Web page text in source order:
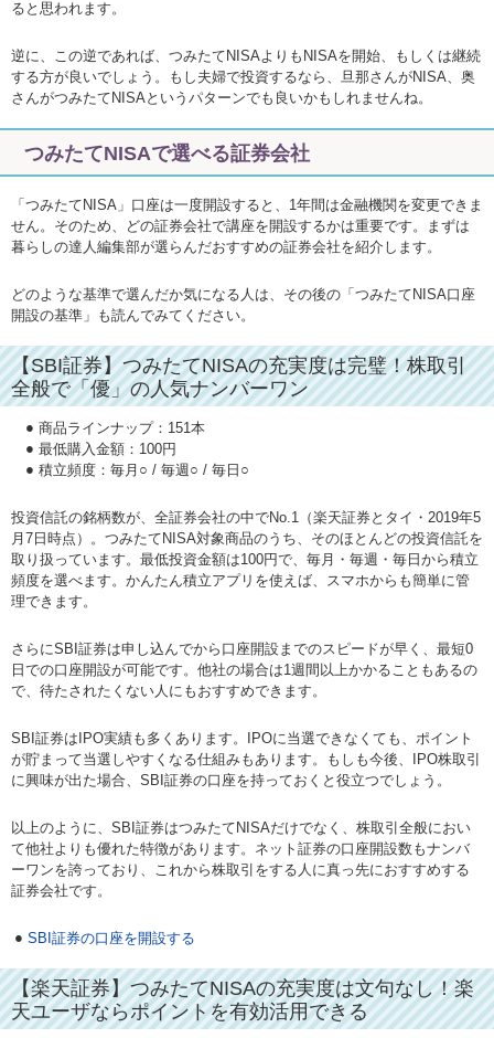
ると思われます。
逆に、この逆であれば、つみたてNISAよりもNISAを開始、もしくは継続
する方が良いでしょう。もし夫婦で投資するなら、旦那さんがNISA、奥
さんがつみたてNISAというパターンでも良いかもしれませんね。
つみたてNISAで選べる証券会社
「つみたてNISA」口座は一度開設すると、1年間は金融機関を変更できま
せん。そのため、どの証券会社で講座を開設するかは重要です。まずは
暮らしの達人編集部が選らんだおすすめの証券会社を紹介します。
どのような基準で選んだか気になる人は、その後の「つみたてNISA口座
開設の基準」も読んでみてください。
【SBI証券】つみたてNISAの充実度は完璧！株取引
全般で「優」の人気ナンバーワン
商品ラインナップ：151本
最低購入金額：100円
積立頻度：毎月○ / 毎週○ / 毎日○
投資信託の銘柄数が、全証券会社の中でNo.1（楽天証券とタイ・2019年5
月7日時点）。つみたてNISA対象商品のうち、そのほとんどの投資信託を
取り扱っています。最低投資金額は100円で、毎月・毎週・毎日から積立
頻度を選べます。かんたん積立アプリを使えば、スマホからも簡単に管
理できます。
さらにSBI証券は申し込んでから口座開設までのスピードが早く、最短0
日での口座開設が可能です。他社の場合は1週間以上かかることもあるの
で、待たされたくない人にもおすすめできます。
SBI証券はIPO実績も多くあります。IPOに当選できなくても、ポイント
が貯まって当選しやすくなる仕組みもあります。もしも今後、IPO株取引
に興味が出た場合、SBI証券の口座を持っておくと役立つでしょう。
以上のように、SBI証券はつみたてNISAだけでなく、株取引全般におい
て他社よりも優れた特徴があります。ネット証券の口座開設数もナンバ
ーワンを誇っており、これから株取引をする人に真っ先におすすめする
証券会社です。
SBI証券の口座を開設する
【楽天証券】つみたてNISAの充実度は文句なし！楽
天ユーザならポイントを有効活用できる